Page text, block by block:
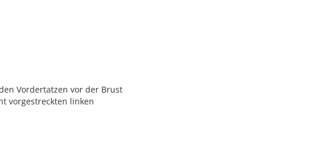
Vordertatzen vor der Brust
vorgestreckten linken